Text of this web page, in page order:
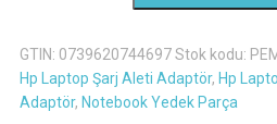
Aleti
Adaptör
adet
GTIN: 0739620744697Stok kodu:
Hp Laptop Şarj Aleti Adaptör, Hp
Adaptör, Notebook Yedek Parça